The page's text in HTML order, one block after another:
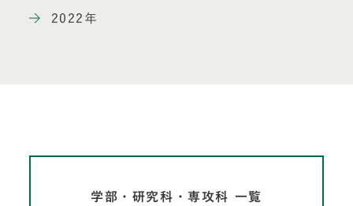
2022年
学部・研究科・専攻科 一覧